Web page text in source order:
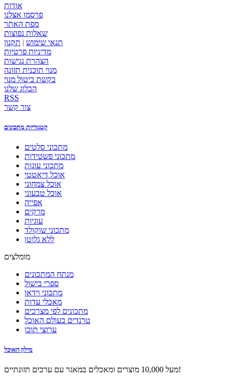
אודות
פרסמו אצלנו
מפת האתר
שאלות נפוצות
תנאי שימוש | תקנון
מדיניות פרטיות
הצהרת נגישות
מנוי תוכנית תזונה
בקשת ביטול מנוי
הבלוג שלנו
RSS
צור קשר
קטגוריות מתכונים
מתכוני סלטים
מתכוני פשטידות
מתכוני עוגות
אוכל דיאטטי
אוכל צמחוני
אוכל טבעוני
אפייה
מרקים
עוגיות
מתכוני שוקולד
ללא גלוטן
מומלצים
מנתח המתכונים
ספרי בישול
מתכוני וידאו
מאכלי עדות
מתכונים לפי מצרכים
טרנדים בעולם האוכל
ערוצי תוכן
מילון האוכל
מעל 10,000 מוצרים ומאכלים במאגר עם ערכים תזונתיים!